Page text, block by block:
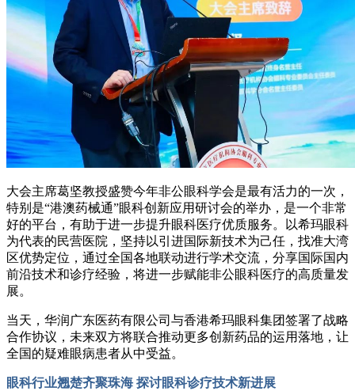
大会主席葛坚教授盛赞今年非公眼科学会是最有活力的一次，
特别是“港澳药械通”眼科创新应用研讨会的举办，是一个非常
好的平台，有助于进一步提升眼科医疗优质服务。以希玛眼科
为代表的民营医院，坚持以引进国际新技术为己任，找准大湾
区优势定位，通过全国各地联动进行学术交流，分享国际国内
前沿技术和诊疗经验，将进一步赋能非公眼科医疗的高质量发
展。
当天，华润广东医药有限公司与香港希玛眼科集团签署了战略
合作协议，未来双方将联合推动更多创新药品的运用落地，让
全国的疑难眼病患者从中受益。
眼科行业翘楚齐聚珠海 探讨眼科诊疗技术新进展